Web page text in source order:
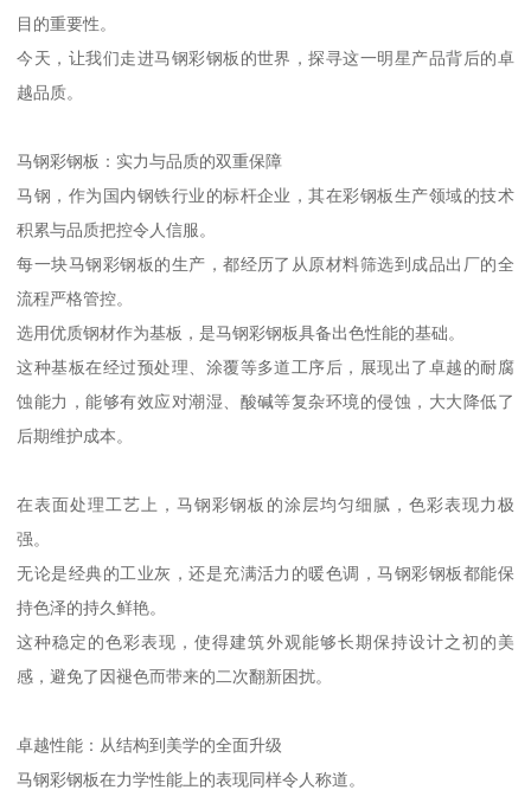
目的重要性。
今天，让我们走进马钢彩钢板的世界，探寻这一明星产品背后的卓
越品质。
马钢彩钢板：实力与品质的双重保障
马钢，作为国内钢铁行业的标杆企业，其在彩钢板生产领域的技术
积累与品质把控令人信服。
每一块马钢彩钢板的生产，都经历了从原材料筛选到成品出厂的全
流程严格管控。
选用优质钢材作为基板，是马钢彩钢板具备出色性能的基础。
这种基板在经过预处理、涂覆等多道工序后，展现出了卓越的耐腐
蚀能力，能够有效应对潮湿、酸碱等复杂环境的侵蚀，大大降低了
后期维护成本。
在表面处理工艺上，马钢彩钢板的涂层均匀细腻，色彩表现力极
强。
无论是经典的工业灰，还是充满活力的暖色调，马钢彩钢板都能保
持色泽的持久鲜艳。
这种稳定的色彩表现，使得建筑外观能够长期保持设计之初的美
感，避免了因褪色而带来的二次翻新困扰。
卓越性能：从结构到美学的全面升级
马钢彩钢板在力学性能上的表现同样令人称道。